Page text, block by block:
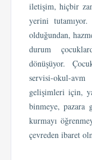
iletişim, hiçbir
yerini
olduğundan,
durum
dönüşüyor.
servisi-okul-
gelişimleri için,
binmeye, pazara
kurmayı
çevreden ibaret